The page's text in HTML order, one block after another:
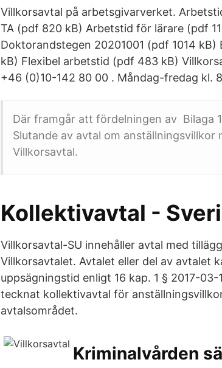
Villkorsavtal på arbetsgivarverket.
TA (pdf 820 kB) Arbetstid för lärare (pdf
Doktorandstegen 20201001 (pdf 1014
kB) Flexibel arbetstid (pdf 483 kB)
+46 (0)10-142 80 00 . Måndag-fredag kl.
Där framgår att fördelningen av Bilaga
Slutande av avtal om anställningsvillkor
Villkorsavtal.
Kollektivavtal -
Villkorsavtal-SU innehåller avtal med
Villkorsavtalet. Avtalet eller del av avtalet
uppsägningstid enligt 16 kap. 1 § 2017-
tecknat kollektivavtal för
avtalsområdet.
Kriminalvården